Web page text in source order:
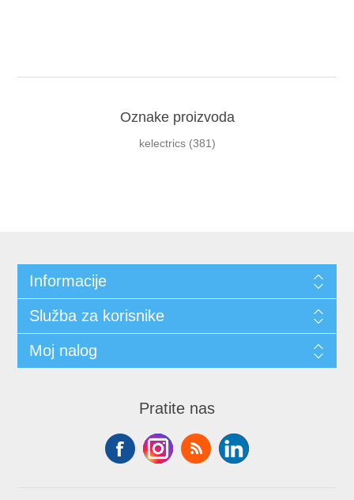
Oznake proizvoda
kelectrics (381)
Informacije
Služba za korisnike
Moj nalog
Pratite nas